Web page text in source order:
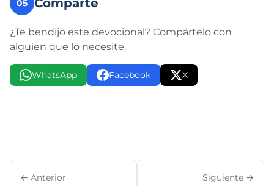
05 Comparte
¿Te bendijo este devocional? Compártelo con
alguien que lo necesite.
WhatsApp Facebook X
← Anterior Siguiente →